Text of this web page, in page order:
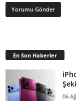
En Son Haberler
06